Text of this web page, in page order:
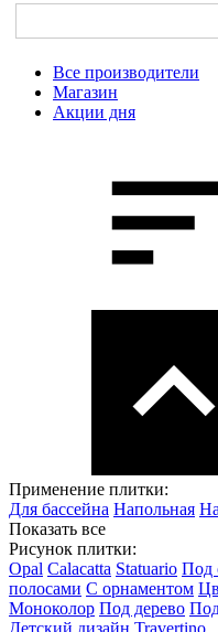
Все производители
Магазин
Акции дня
Применение плитки:
Для бассейна Напольная
Показать все
Рисунок плитки:
Opal Calacatta Statuario Под
полосами С орнаментом
Моноколор Под дерево
Детский дизайн Travertino